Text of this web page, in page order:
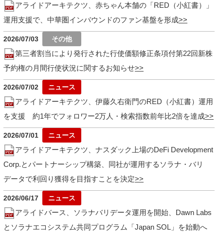
アライドアーキテクツ、赤ちゃん本舗の「RED（小紅書）」
運用支援で、中華圏インバウンドのファン基盤を形成
2026/07/03
第三者割当により発行された行使価額修正条項付第22回新株
予約権の月間行使状況に関するお知らせ
2026/07/02
アライドアーキテクツ、伊藤久右衛門のRED（小紅書）運用
を支援 約1年でフォロワー2万人・検索指数前年比2倍を達成
2026/07/01
アライドアーキテクツ、ナスダック上場のDeFi Development
Corp.とパートナーシップ構築、同社が運用するソラナ・バリ
データで利回り獲得を目指すことを決定
2026/06/17
アライドバース、ソラナバリデータ運用を開始、Dawn Labs
とソラナエコシステム共同プログラム「Japan SOL」を始動へ